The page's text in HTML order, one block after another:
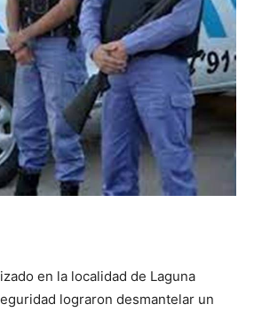
La
Verdad
es
en la localidad de Laguna
lograron desmantelar un